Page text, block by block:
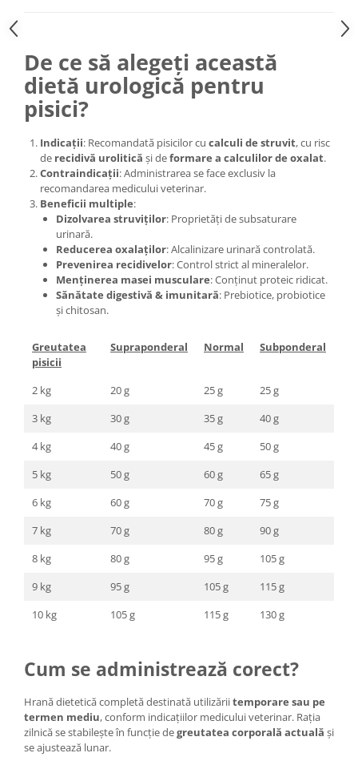
De ce să alegeți această
dietă urologică pentru
pisici?
Indicații: Recomandată pisicilor cu calculi de struvit, cu risc
de recidivă urolitică și deformare a calculilor de oxalat.
Contraindicații: Administrarea se face exclusiv la
recomandarea medicului veterinar.
Beneficii multiple:
Dizolvarea struviților: Proprietăți de subsaturare
urinară.
Reducerea oxalaților: Alcalinizare urinară controlată.
Prevenirea recidivelor: Control strict al mineralelor.
Menținerea masei musculare: Conținut proteic ridicat.
Sănătate digestivă & imunitară: Prebiotice, probiotice
și chitosan.
Greutatea
pisicii
Supraponderal Normal Subponderal
2 kg 20 g 25 g
25 g
3 kg
30 g 35 g
40 g
4 kg
40 g 45 g
50 g
5 kg
50 g 60 g
65 g
6 kg
60 g 70 g
75 g
7 kg
70 g 80 g
90 g
8 kg
80 g 95 g
105 g
9 kg
95 g 105 g
115 g
10 kg
105 g 115 g 130 g
Cum se administrează corect?
Hrană dietetică completă destinată utilizăriitemporare sau pe
termen mediu, conform indicațiilor medicului veterinar. Rația
zilnică se stabilește în funcție degreutatea corporală actuală și
se ajustează lunar.